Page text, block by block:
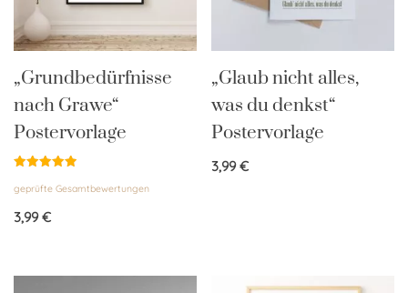
„Grundbedürfnisse
nach Grawe“
Postervorlage
mit
von 5
geprüfte Gesamtbewertungen
3,99€
„Glaub nicht alles,
was du denkst“
Postervorlage
3,99€